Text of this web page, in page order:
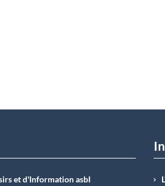
et d'Information asbI